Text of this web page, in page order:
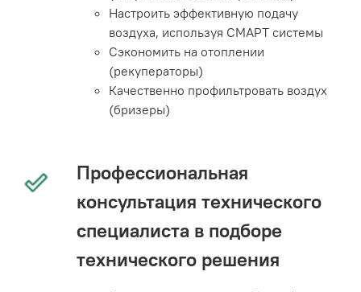
Настроить эффективную подачу
воздуха, используя СМАРТ системы
Сэкономить на отоплении
(рекуператоры)
Качественно профильтровать воздух
(бризеры)
Профессиональная
консультация технического
специалиста в подборе
технического решения